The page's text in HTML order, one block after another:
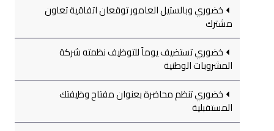
خضوري وبالستيل العامور توقعان اتفاقية تعاون
مشترك
خضوري تستضيف يوماً للتوظيف نظمته شركة
المشروبات الوطنية
خضوري تنظم محاضرة بعنوان مفتاح وظيفتك
المستقبلية